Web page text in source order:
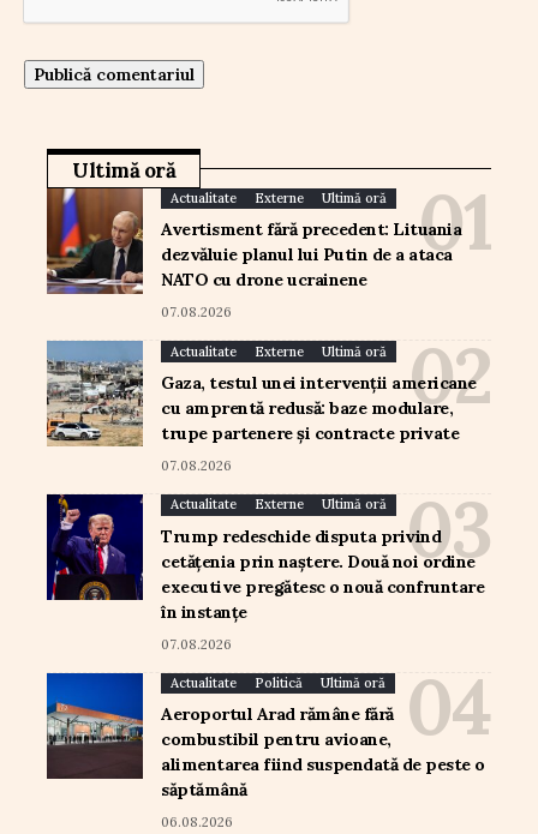
Ultimă oră
Actualitate Externe Ultimă oră
Avertisment fără precedent: Lituania
dezvăluie planul lui Putin de a ataca
NATO cu drone ucrainene
07.08.2026
Actualitate Externe Ultimă oră
Gaza, testul unei intervenții americane
cu amprentă redusă: baze modulare,
trupe partenere și contracte private
07.08.2026
Actualitate Externe Ultimă oră
Trump redeschide disputa privind
cetățenia prin naștere. Două noi ordine
executive pregătesc o nouă confruntare
în instanțe
07.08.2026
Actualitate Politică Ultimă oră
Aeroportul Arad rămâne fără
combustibil pentru avioane,
alimentarea fiind suspendată de peste o
săptămână
06.08.2026